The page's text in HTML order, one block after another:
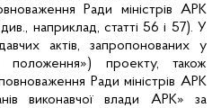
Ради міністрів АРК
наприклад, статті 56 і 57). У
актів, запропонованих у
положення») проекту, також
Ради міністрів АРК
виконавчої влади АРК» за